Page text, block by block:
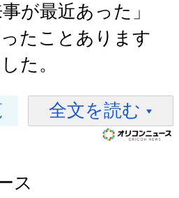
が最近あった」
ったことあります
た。
全文を読む
ス